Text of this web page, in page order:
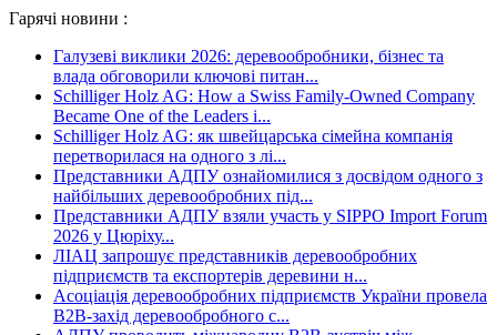
Гарячі новини :
Галузеві виклики 2026: деревообробники, бізнес та
влада обговорили ключові питан...
Schilliger Holz AG: How a Swiss Family-Owned Company
Became One of the Leaders i...
Schilliger Holz AG: як швейцарська сімейна компанія
перетворилася на одного з лі...
Представники АДПУ ознайомилися з досвідом одного з
найбільших деревообробних під...
Представники АДПУ взяли участь у SIPPO Import Forum
2026 у Цюріху...
ЛІАЦ запрошує представників деревообробних
підприємств та експортерів деревини н...
Асоціація деревообробних підприємств України провела
B2B-захід деревообробного с...